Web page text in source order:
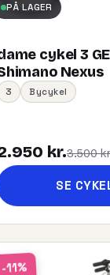
PÅ LAGER
cykel 3
Nexus
3 Bycykel
kr.3.500
SE
-11%